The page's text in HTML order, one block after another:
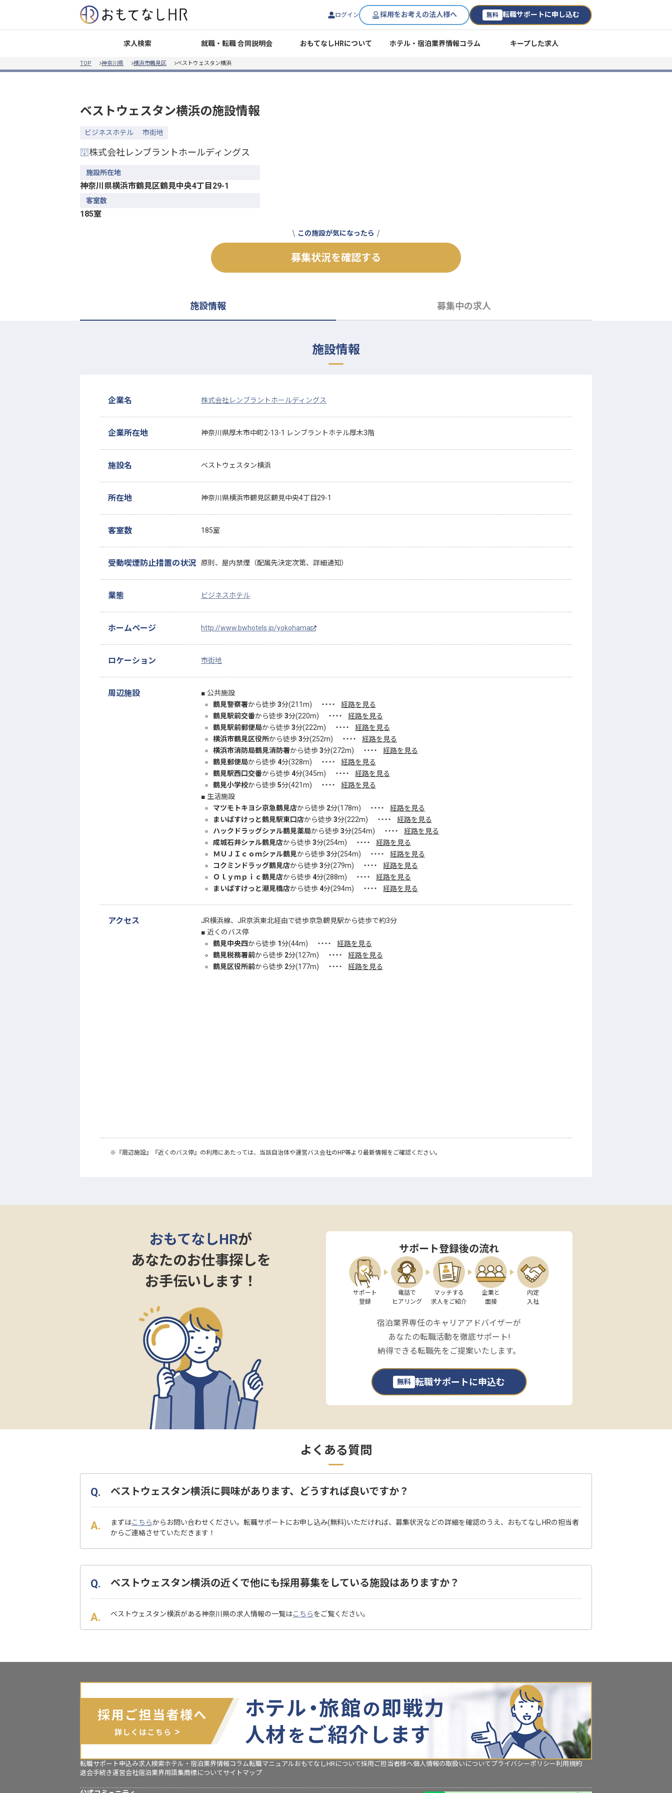
ログイン 採用をお考えの法人様へ 無料 転職サポートに申し込む
求人検索 就職・転職 合同説明会 おもてなしHRについて ホテル・宿泊業界情報コラム キープした求人
TOP 神奈川県 横浜市鶴見区 ベストウェスタン横浜
ベストウェスタン横浜の施設情報
ビジネスホテル 市街地
株式会社レンブラントホールディングス
施設所在地
神奈川県横浜市鶴見区鶴見中央4丁目29-1
客室数
185室
この施設が気になったら
募集状況を確認する
施設情報 募集中の求人
施設情報
企業名 株式会社レンブラントホールディングス
企業所在地 神奈川県厚木市中町2-13-1 レンブラントホテル厚木3階
施設名 ベストウェスタン横浜
所在地 神奈川県横浜市鶴見区鶴見中央4丁目29-1
客室数 185室
受動喫煙防止措置の状況 原則、屋内禁煙（配属先決定次第、詳細通知）
業態 ビジネスホテル
ホームページ http://www.bwhotels.jp/yokohama
ロケーション 市街地
周辺施設
公共施設
鶴見警察署から徒歩3分(211m) ・・・・
経路を見る
鶴見駅前交番から徒歩3分(220m) ・・・・
経路を見る
鶴見駅前郵便局から徒歩3分(222m) ・・・・
経路を見る
横浜市鶴見区役所から徒歩3分(252m) ・・・・
経路を見る
横浜市消防局鶴見消防署から徒歩3分(272m) ・・・・
経路を見る
鶴見郵便局から徒歩4分(328m) ・・・・
経路を見る
鶴見駅西口交番から徒歩4分(345m) ・・・・
経路を見る
鶴見小学校から徒歩5分(421m) ・・・・
経路を見る
生活施設
マツモトキヨシ京急鶴見店から徒歩 2分(178m) ・・・・
経路を見る
まいばすけっと鶴見駅東口店から徒歩3分(222m) ・・・・
経路を見る
ハックドラッグシァル鶴見薬局から徒歩3分(254m) ・・・・
経路を見る
成城石井シァル鶴見店から徒歩3分(254m) ・・・・
経路を見る
ＭＵＪＩｃｏｍシァル鶴見から徒歩3分(254m) ・・・・
経路を見る
コクミンドラッグ鶴見店から徒歩3分(279m) ・・・・
経路を見る
Ｏｌｙｍｐｉｃ鶴見店から徒歩4分(288m) ・・・・
経路を見る
まいばすけっと潮見橋店から徒歩4分(294m) ・・・・ 経路を見る
アクセス
JR横浜線、JR京浜東北経由で徒歩京急鶴見駅から徒歩で約3分
近くのバス停
鶴見中央四から徒歩 1分(44m) ・・・・
経路を見る
鶴見税務署前から徒歩 2分(127m) ・・・・
経路を見る
鶴見区役所前から徒歩 2分(177m) ・・・・ 経路を見る
※ 『周辺施設』 『近くのバス停』 の利用にあたっては、当該自治体や運営バス会社のHP等より最新情報をご確認ください。
おもてなしHRが
あなたのお仕事探しを
お手伝いします！
サポート登録後の流れ
サポート
登録
電話で
ヒアリング
マッチする
求人をご紹介
企業と
面接
内定
入社
宿泊業界専任のキャリアアドバイザーが
あなたの転職活動を徹底サポート!
納得できる転職先をご提案いたします。
無料 転職サポートに申込む
よくある質問
ベストウェスタン横浜に興味があります、どうすれば良いですか？
まずはこちらからお問い合わせください。転職サポートにお申し込み(無料)いただければ、募集状況などの詳細を確認のうえ、おもてなしHRの担当者
からご連絡させていただきます！
ベストウェスタン横浜の近くで他にも採用募集をしている施設はありますか？
ベストウェスタン横浜がある神奈川県の求人情報の一覧はこちらをご覧ください。
転職サポート申込み求人検索ホテル・宿泊業界情報コラム転職マニュアルおもてなしHRについて採用ご担当者様へ個人情報の取扱いについてプライバシーポリシー利用規約
退会手続き運営会社宿泊業界用語集商標についてサイトマップ